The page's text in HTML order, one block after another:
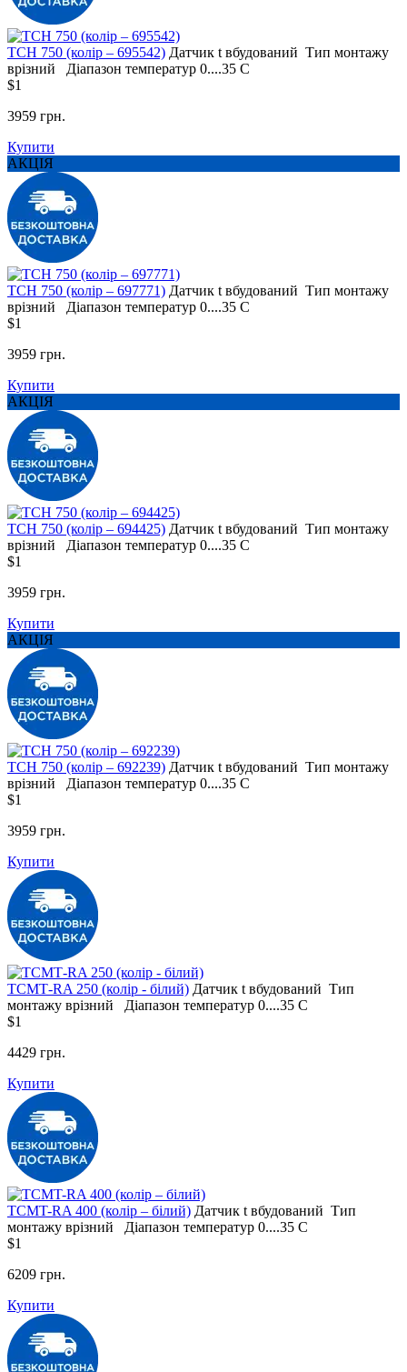
TCH 750 (колір – 695542) Датчик t вбудований Тип монтажу
врізний
Діапазон температур 0....35 С
$1
3959 грн.
Купити
АКЦІЯ
TCH 750 (колір – 697771) Датчик t вбудований Тип монтажу
врізний
Діапазон температур 0....35 С
$1
3959 грн.
Купити
АКЦІЯ
TCH 750 (колір – 694425) Датчик t вбудований Тип монтажу
врізний
Діапазон температур 0....35 С
$1
3959 грн.
Купити
АКЦІЯ
TCH 750 (колір – 692239) Датчик t вбудований Тип монтажу
врізний
Діапазон температур 0....35 С
$1
3959 грн.
Купити
ТСМТ-RA 250 (колір - білий) Датчик t вбудований Тип
монтажу врізний Діапазон температур 0....35 С
$1
4429 грн.
Купити
ТСМT-RA 400 (колір – білий) Датчик t вбудований Тип
монтажу врізний Діапазон температур 0....35 С
$1
6209 грн.
Купити